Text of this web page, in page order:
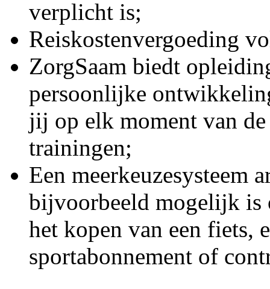
verplicht is;
Reiskostenvergoeding
ZorgSaam biedt
persoonlijke
jij op elk moment van
trainingen;
Een meerkeuzesysteem
bijvoorbeeld mogelijk is
het kopen van een fiets,
sportabonnement of